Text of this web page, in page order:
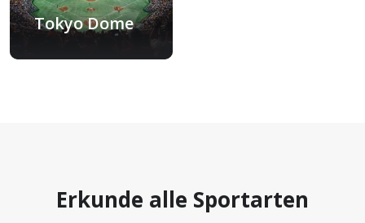
Tokyo Dome
Erkunde alle Sportarten